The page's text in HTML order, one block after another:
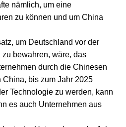
nämlich, um eine
zu können und um China
um Deutschland vor der
bewahren, wäre, das
durch die Chinesen
bis zum Jahr 2025
Technologie zu werden, kann
es auch Unternehmen aus